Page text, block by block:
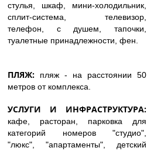
стулья, шкаф, мини-холодильник,
сплит-система, телевизор,
телефон, с душем, тапочки,
туалетные принадлежности, фен.
ПЛЯЖ: пляж - на расстоянии 50
метров от комплекса.
УСЛУГИ И ИНФРАСТРУКТУРА:
кафе, расторан, парковка для
категорий номеров "студио",
"люкс", "апартаменты", детский